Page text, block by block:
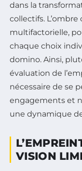
dans la
collectifs.
multifactorielle,
chaque choix
domino. Ainsi,
évaluation de
nécessaire de se
engagements et
une dynamique
VISION